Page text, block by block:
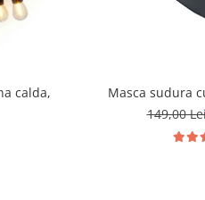
calda,
Masca sudura
149,00